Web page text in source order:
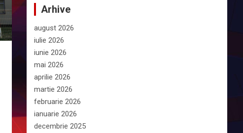
Arhive
august 2026
iulie 2026
iunie 2026
mai 2026
aprilie 2026
martie 2026
februarie 2026
ianuarie 2026
decembrie 2025